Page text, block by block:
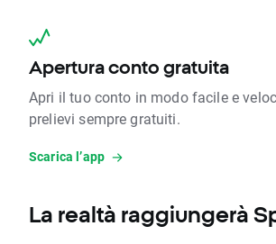
Apertura conto gratuita
Apri il tuo conto in modo facile e
prelievi sempre gratuiti.
Scarica l’app
La realtà raggiungerà